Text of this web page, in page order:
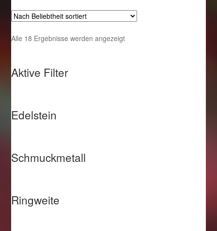
Alle 18 Ergebnisse werden angezeigtNach
Aktive Filter
Edelstein
Schmuckmetall
Ringweite